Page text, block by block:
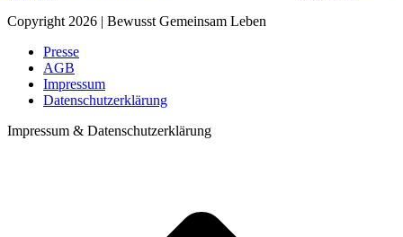
Copyright 2026 | Bewusst Gemeinsam Leben
Presse
AGB
Impressum
Datenschutzerklärung
Impressum & Datenschutzerklärung